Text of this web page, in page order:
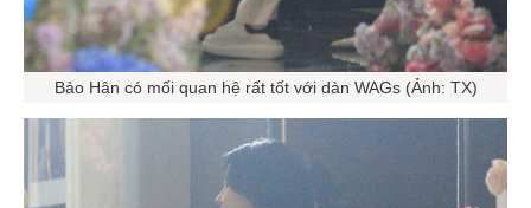
Bảo Hân có mối quan hệ rất tốt với dàn WAGs (Ảnh: TX)